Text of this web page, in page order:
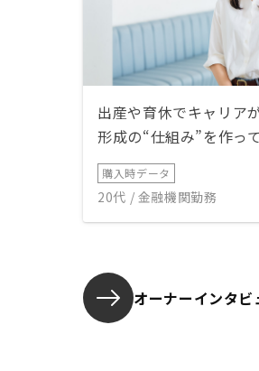
出産や育休でキャリア
形成の“仕組み”を作っ
購入時データ
20代 / 金融機関勤務
オーナーインタビ